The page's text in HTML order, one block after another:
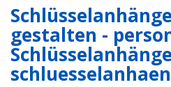
gestalten -